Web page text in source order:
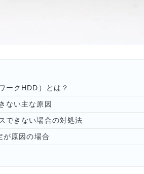
ークHDD）とは？
ない主な原因
できない場合の対処法
が原因の場合